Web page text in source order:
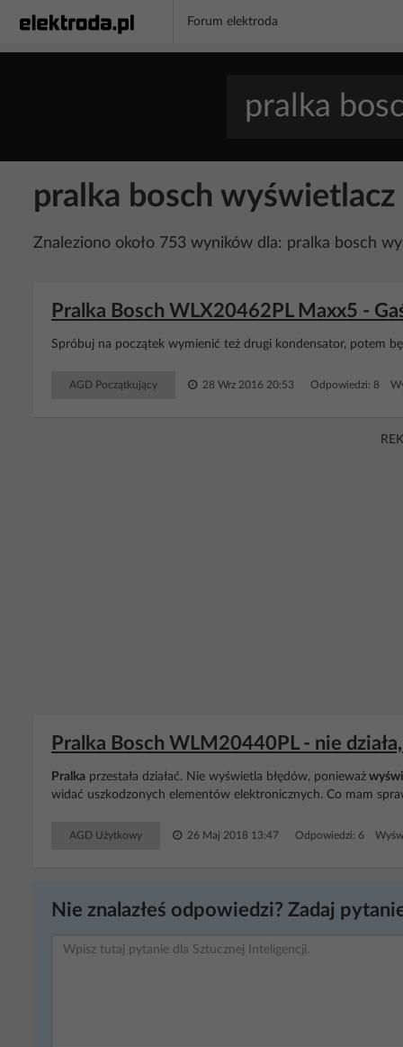
Forum elektroda
pralka bosch wyświetlacz
Znaleziono około 753 wyników dla: pralka bosch
Pralka Bosch WLX20462PL Maxx5 -
Spróbuj na początek wymienić też drugi kondensator, potem
AGD Początkujący 28 Wrz 2016 20:53 Odpowiedzi: 8
Pralka Bosch WLM20440PL - nie
Pralka przestała działać. Nie wyświetla błędów, ponieważ
widać uszkodzonych elementów elektronicznych. Co mam
AGD Użytkowy 26 Maj 2018 13:47 Odpowiedzi: 6
Nie znalazłeś odpowiedzi? Zadaj